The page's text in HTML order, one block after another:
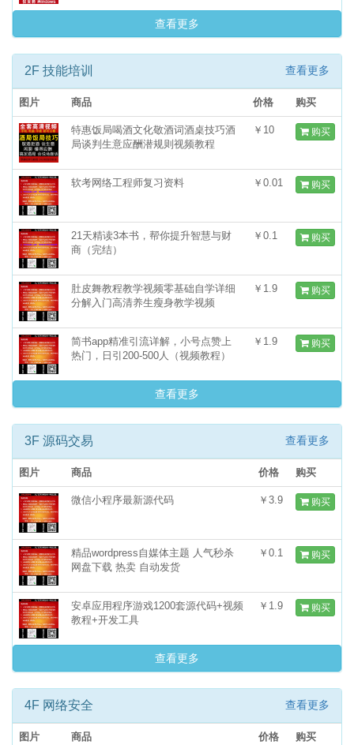
查看更多
2F 技能培训 查看更多
图片 商品 价格 购买
特惠饭局喝酒文化敬酒词酒桌技巧酒
局谈判生意应酬潜规则视频教程
￥10 购买
软考网络工程师复习资料 ￥0.01 购买
21天精读3本书，帮你提升智慧与财
商（完结）
￥0.1 购买
肚皮舞教程教学视频零基础自学详细
分解入门高清养生瘦身教学视频
￥1.9 购买
简书app精准引流详解，小号点赞上
热门，日引200-500人（视频教程）
￥1.9 购买
查看更多
3F 源码交易 查看更多
图片 商品 价格 购买
微信小程序最新源代码 ￥3.9 购买
精品wordpress自媒体主题 人气秒杀
网盘下载 热卖 自动发货
￥0.1 购买
安卓应用程序游戏1200套源代码+视频
教程+开发工具
￥1.9 购买
查看更多
4F 网络安全 查看更多
图片 商品 价格 购买